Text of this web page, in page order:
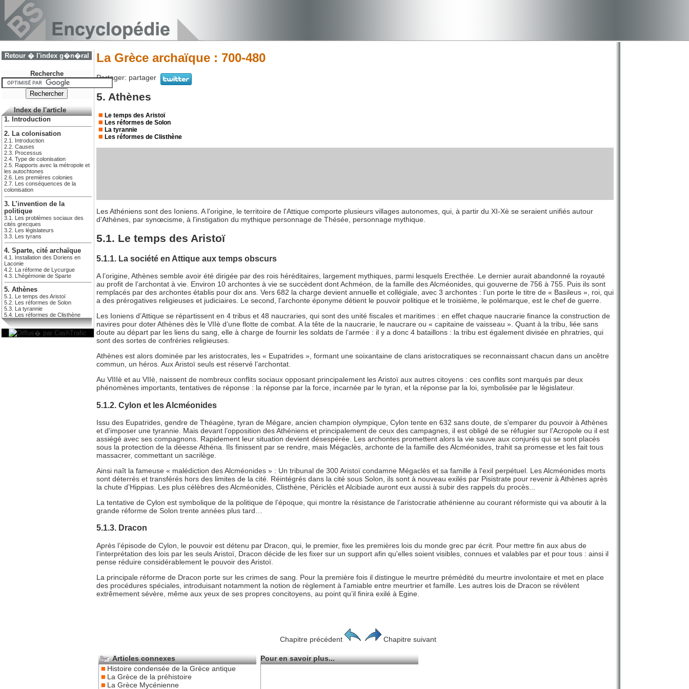
Retour � l'index g�n�ral
Recherche
Index de l'article
1. Introduction
2. La colonisation
2.1. Introduction
2.2. Causes
2.3. Processus
2.4. Type de colonisation
2.5. Rapports avec la métropole et
les autochtones
2.6. Les premières colonies
2.7. Les conséquences de la
colonisation
3. L’invention de la
politique
3.1. Les problèmes sociaux des
cités grecques
3.2. Les législateurs
3.3. Les tyrans
4. Sparte, cité archaïque
4.1. Installation des Doriens en
Laconie
4.2. La réforme de Lycurgue
4.3. L’hégémonie de Sparte
5. Athènes
5.1. Le temps des Aristoï
5.2. Les réformes de Solon
5.3. La tyrannie
5.4. Les réformes de Clisthène
La Grèce archaïque : 700-480
Partager: partager
5. Athènes
Le temps des Aristoï
Les réformes de Solon
La tyrannie
Les réformes de Clisthène
Les Athéniens sont des Ioniens. A l'origine, le territoire de l'Attique comporte plusieurs villages autonomes, qui, à partir du XI-Xè se seraient unifiés autour
d'Athènes, par synœcisme, à l'instigation du mythique personnage de Thésée, personnage mythique.
5.1. Le temps des Aristoï
5.1.1. La société en Attique aux temps obscurs
A l’origine, Athènes semble avoir été dirigée par des rois héréditaires, largement mythiques, parmi lesquels Erecthée. Le dernier aurait abandonné la royauté
au profit de l’archontat à vie. Environ 10 archontes à vie se succèdent dont Achméon, de la famille des Alcméonides, qui gouverne de 756 à 755. Puis ils sont
remplacés par des archontes établis pour dix ans. Vers 682 la charge devient annuelle et collégiale, avec 3 archontes : l’un porte le titre de « Basileus », roi, qui
a des prérogatives religieuses et judiciaires. Le second, l’archonte éponyme détient le pouvoir politique et le troisième, le polémarque, est le chef de guerre.
Les Ioniens d’Attique se répartissent en 4 tribus et 48 naucraries, qui sont des unité fiscales et maritimes : en effet chaque naucrarie finance la construction de
navires pour doter Athènes dès le VIIè d’une flotte de combat. A la tête de la naucrarie, le naucrare ou « capitaine de vaisseau ». Quant à la tribu, liée sans
doute au départ par les liens du sang, elle à charge de fournir les soldats de l’armée : il y a donc 4 bataillons : la tribu est également divisée en phratries, qui
sont des sortes de confréries religieuses.
Athènes est alors dominée par les aristocrates, les « Eupatrides », formant une soixantaine de clans aristocratiques se reconnaissant chacun dans un ancêtre
commun, un héros. Aux Aristoï seuls est réservé l’archontat.
Au VIIIè et au VIIè, naissent de nombreux conflits sociaux opposant principalement les Aristoï aux autres citoyens : ces conflits sont marqués par deux
phénomènes importants, tentatives de réponse : la réponse par la force, incarnée par le tyran, et la réponse par la loi, symbolisée par le législateur.
5.1.2. Cylon et les Alcméonides
Issu des Eupatrides, gendre de Théagène, tyran de Mégare, ancien champion olympique, Cylon tente en 632 sans doute, de s'emparer du pouvoir à Athènes
et d'imposer une tyrannie. Mais devant l’opposition des Athéniens et principalement de ceux des campagnes, il est obligé de se réfugier sur l’Acropole ou il est
assiégé avec ses compagnons. Rapidement leur situation devient désespérée. Les archontes promettent alors la vie sauve aux conjurés qui se sont placés
sous la protection de la déesse Athéna. Ils finissent par se rendre, mais Mégaclès, archonte de la famille des Alcméonides, trahit sa promesse et les fait tous
massacrer, commettant un sacrilège.
Ainsi naît la fameuse « malédiction des Alcméonides » : Un tribunal de 300 Aristoï condamne Mégaclès et sa famille à l'exil perpétuel. Les Alcméonides morts
sont déterrés et transférés hors des limites de la cité. Réintégrés dans la cité sous Solon, ils sont à nouveau exilés par Pisistrate pour revenir à Athènes après
la chute d’Hippias. Les plus célèbres des Alcméonides, Clisthène, Périclès et Alcibiade auront eux aussi à subir des rappels du procès...
La tentative de Cylon est symbolique de la politique de l’époque, qui montre la résistance de l'aristocratie athénienne au courant réformiste qui va aboutir à la
grande réforme de Solon trente années plus tard…
5.1.3. Dracon
Après l’épisode de Cylon, le pouvoir est détenu par Dracon, qui, le premier, fixe les premières lois du monde grec par écrit. Pour mettre fin aux abus de
l’interprétation des lois par les seuls Aristoï, Dracon décide de les fixer sur un support afin qu'elles soient visibles, connues et valables par et pour tous : ainsi il
pense réduire considérablement le pouvoir des Aristoï.
La principale réforme de Dracon porte sur les crimes de sang. Pour la première fois il distingue le meurtre prémédité du meurtre involontaire et met en place
des procédures spéciales, introduisant notamment la notion de règlement à l'amiable entre meurtrier et famille. Les autres lois de Dracon se révèlent
extrêmement sévère, même aux yeux de ses propres concitoyens, au point qu’il finira exilé à Egine.
Chapitre précédent Chapitre suivant
Articles connexes
Histoire condensée de la Grèce antique
La Grèce de la préhistoire
La Grèce Mycénienne
Pour en savoir plus...